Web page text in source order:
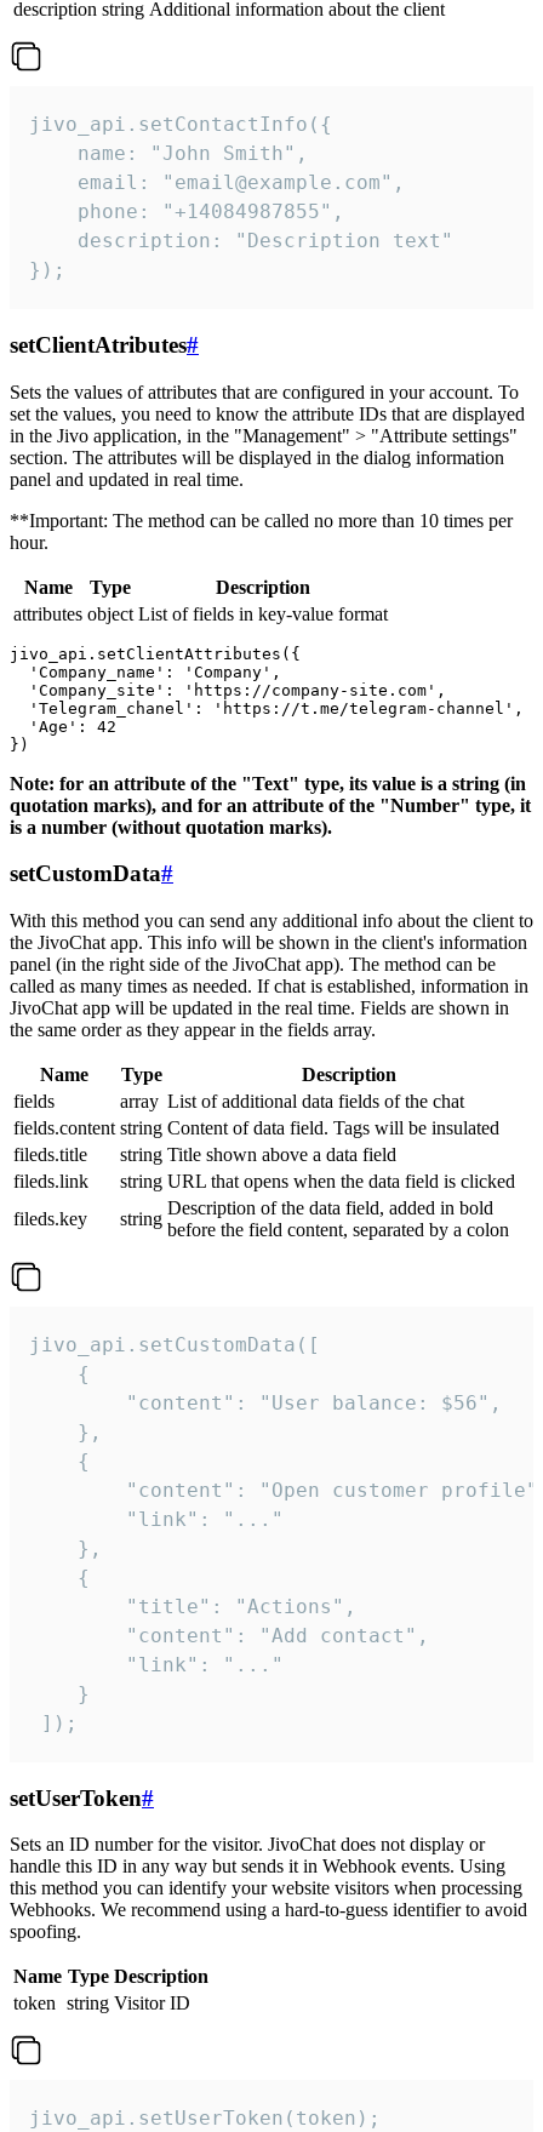
description string Additional information about the client
jivo_api.setContactInfo({
    name: "John Smith",
    email: "email@example.com",
    phone: "+14084987855",
    description: "Description text"
});
setClientAtributes#
Sets the values ​​of attributes that are configured in your account. To
set the values, you need to know the attribute IDs that are displayed
in the Jivo application, in the "Management" > "Attribute settings"
section. The attributes will be displayed in the dialog information
panel and updated in real time.
**Important: The method can be called no more than 10 times per
hour.
Name Type
Description
attributes object List of fields in key-value format
jivo_api.setClientAttributes({
  'Company_name': 'Company',
  'Company_site': 'https://company-site.com',
  'Telegram_chanel': 'https://t.me/telegram-channel',
  'Age': 42
Note: for an attribute of the "Text" type, its value is a string (in
quotation marks), and for an attribute of the "Number" type, it
is a number (without quotation marks).
setCustomData#
With this method you can send any additional info about the client to
the JivoChat app. This info will be shown in the client's information
panel (in the right side of the JivoChat app). The method can be
called as many times as needed. If chat is established, information in
JivoChat app will be updated in the real time. Fields are shown in
the same order as they appear in the fields array.
Name Type
Description
fields
array List of additional data fields of the chat
fields.content string Content of data field. Tags will be insulated
fileds.title
string Title shown above a data field
fileds.link
string URL that opens when the data field is clicked
fileds.key
string
Description of the data field, added in bold
before the field content, separated by a colon
jivo_api.setCustomData([
    {
        "content": "User balance: $56",
    },
    {
"content": "Open customer
        "link": "..."
    },
    {
        "title": "Actions",
        "content": "Add contact",
        "link": "..."
    }
]);
setUserToken#
Sets an ID number for the visitor. JivoChat does not display or
handle this ID in any way but sends it in Webhook events. Using
this method you can identify your website visitors when processing
Webhooks. We recommend using a hard-to-guess identifier to avoid
spoofing.
Name Type Description
token string Visitor ID
jivo_api.setUserToken(token);